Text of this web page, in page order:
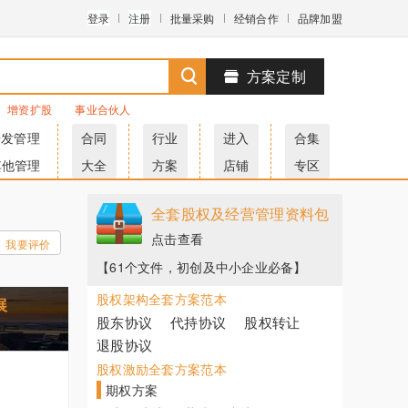
登录 注册 批量采购 经销合作 品牌加盟
增资扩股 事业合伙人
方案定制
管理
管理
合同
大全
行业
方案
进入
店铺
合集
专区
我要评价
全套股权及经营管理资料包
点击查看
【61个文件，初创及中小企业必备】
股权架构全套方案范本
股东协议 代持协议
股权转让
退股协议
股权激励全套方案范本
期权方案